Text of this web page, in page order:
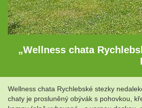
„Wellness chata
Wellness chata Rychlebské stezky
chaty je prosluněný obývák s pohovkou,